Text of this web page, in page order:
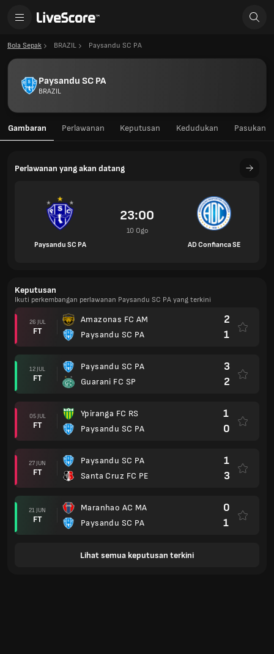
Bola Sepak BRAZIL Paysandu SC PA
Paysandu SC PA
BRAZIL
Gambaran Perlawanan Keputusan Kedudukan Pasukan
Perlawanan yang akan datang
Paysandu SC PA
23:00
10 Ogo
AD Confianca SE
Keputusan
Ikuti perkembangan perlawanan Paysandu SC PA yang terkini
26 JUL
FT
Amazonas FC AM
Paysandu SC PA
2
1
12 JUL
FT
Paysandu SC PA
Guarani FC SP
3
2
05 JUL
FT
Ypiranga FC RS
Paysandu SC PA
1
0
27 JUN
FT
Paysandu SC PA
Santa Cruz FC PE
1
3
21 JUN
FT
Maranhao AC MA
Paysandu SC PA
0
1
Lihat semua keputusan terkini